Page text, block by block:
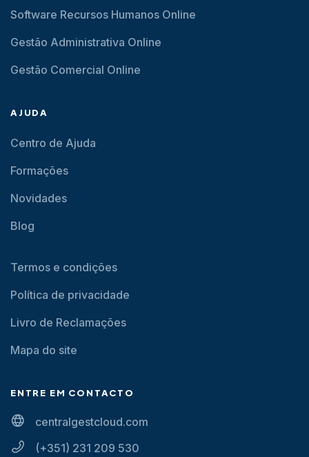
Software Recursos Humanos Online
Gestão Administrativa Online
Gestão Comercial Online
AJUDA
Centro de Ajuda
Formações
Novidades
Blog
Termos e condições
Política de privacidade
Livro de Reclamações
Mapa do site
ENTRE EM CONTACTO
centralgestcloud.com
(+351) 231 209 530